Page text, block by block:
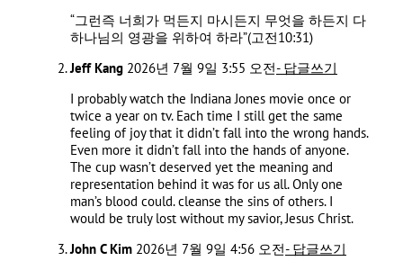
“그런즉 너희가 먹든지 마시든지 무엇을 하든지 다
하나님의 영광을 위하여 하라”(고전10:31)
Jeff Kang 2026년 7월 9일 3:55 오전- 답글쓰기
I probably watch the Indiana Jones movie once or
twice a year on tv. Each time I still get the same
feeling of joy that it didn’t fall into the wrong hands.
Even more it didn’t fall into the hands of anyone.
The cup wasn’t deserved yet the meaning and
representation behind it was for us all. Only one
man’s blood could. cleanse the sins of others. I
would be truly lost without my savior, Jesus Christ.
John C Kim 2026년 7월 9일 4:56 오전- 답글쓰기